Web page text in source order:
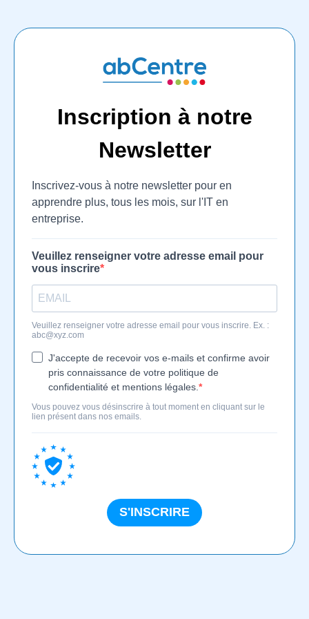
Inscription à notre
Newsletter
Inscrivez-vous à notre newsletter pour en
apprendre plus, tous les mois, sur l'IT en
entreprise.
Veuillez renseigner votre adresse email pour
vous inscrire
Veuillez renseigner votre adresse email pour vous inscrire. Ex. :
abc@xyz.com
J'accepte de recevoir vos e-mails et confirme avoir
pris connaissance de votre politique de
confidentialité et mentions légales.
Vous pouvez vous désinscrire à tout moment en cliquant sur le
lien présent dans nos emails.
S'INSCRIRE